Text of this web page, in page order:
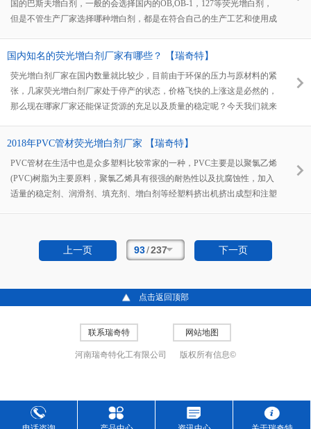
国的巴斯夫增白剂，一般的会选择国内的OB,OB-1，127等荧光增白剂，
但是不管生产厂家选择哪种增白剂，都是在符合自己的生产工艺和使用成
特化工有限公司。
国内知名的荧光增白剂厂家有哪些？ 【瑞奇特】
荧光增白剂厂家在国内数量就比较少，目前由于环保的压力与原材料的紧
张，几家荧光增白剂厂家处于停产的状态，价格飞快的上涨这是必然的，
那么现在哪家厂家还能保证货源的充足以及质量的稳定呢？今天我们就来
2018年PVC管材荧光增白剂厂家 【瑞奇特】
PVC管材在生活中也是众多塑料比较常家的一种，PVC主要是以聚氯乙烯
(PVC)树脂为主要原料，聚氯乙烯具有很强的耐热性以及抗腐蚀性，加入
适量的稳定剂、润滑剂、填充剂、增白剂等经塑料挤出机挤出成型和注塑
生产管材的时候需要荧光增白剂，哪家增白剂比较好，接下来小编给大家
介绍一家荧光增白剂厂家。
上一页 93/237 下一页
点击返回顶部
联系瑞奇特 网站地图
河南瑞奇特化工有限公司 版权所有信息©